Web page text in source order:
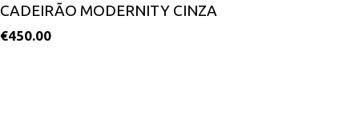
CADEIRÃO MODERNITY CINZA
€450.00